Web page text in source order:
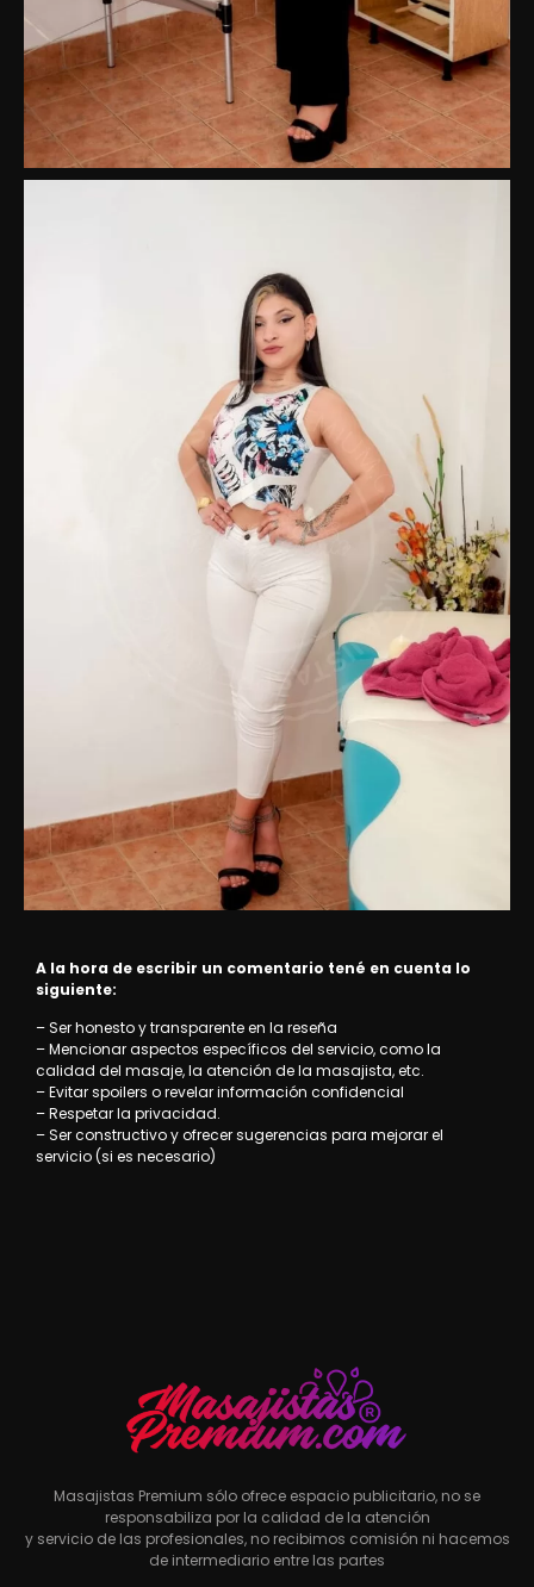
A la hora de escribir un comentario tené en cuenta lo
siguiente:
– Ser honesto y transparente en la reseña
– Mencionar aspectos específicos del servicio, como la
calidad del masaje, la atención de la masajista, etc.
– Evitar spoilers o revelar información confidencial
– Respetar la privacidad.
– Ser constructivo y ofrecer sugerencias para mejorar el
servicio (si es necesario)
Masajistas Premium sólo ofrece espacio publicitario, no se
responsabiliza por la calidad de la atención
y servicio de las profesionales, no recibimos comisión ni hacemos
de intermediario entre las partes